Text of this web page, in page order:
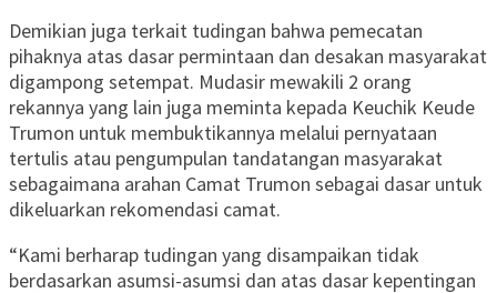
Demikian juga terkait tudingan bahwa pemecatan
pihaknya atas dasar permintaan dan desakan masyarakat
digampong setempat. Mudasir mewakili 2 orang
rekannya yang lain juga meminta kepada Keuchik Keude
Trumon untuk membuktikannya melalui pernyataan
tertulis atau pengumpulan tandatangan masyarakat
sebagaimana arahan Camat Trumon sebagai dasar untuk
dikeluarkan rekomendasi camat.
“Kami berharap tudingan yang disampaikan tidak
berdasarkan asumsi-asumsi dan atas dasar kepentingan